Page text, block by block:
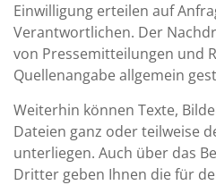
Einwilligung erteilen auf
Verantwortlichen. Der
von Pressemitteilungen und
Quellenangabe allgemein
Weiterhin können Texte,
Dateien ganz oder teilweise
unterliegen. Auch über das
Dritter geben Ihnen die für